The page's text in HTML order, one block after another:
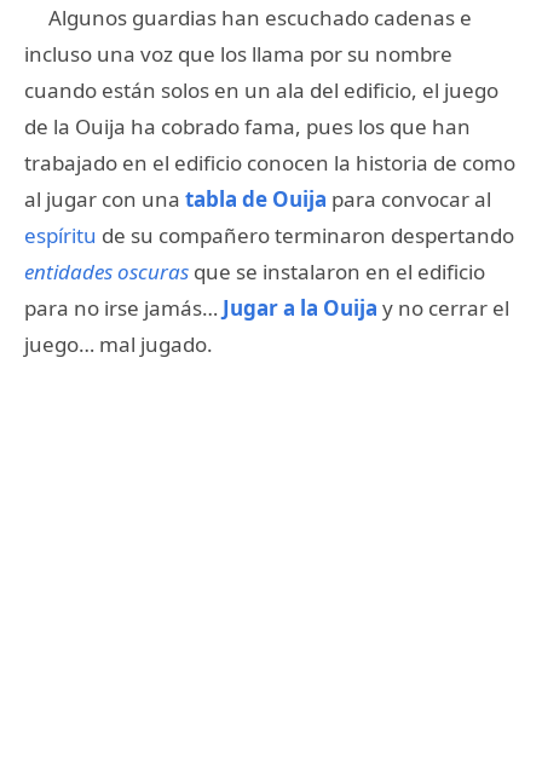
Algunos guardias han escuchado cadenas e
incluso una voz que los llama por su nombre
cuando están solos en un ala del edificio, el juego
de la Ouija ha cobrado fama, pues los que han
trabajado en el edificio conocen la historia de como
al jugar con una tabla de Ouija para convocar al
espíritu de su compañero terminaron despertando
entidades oscuras que se instalaron en el edificio
para no irse jamás… Jugar a la Ouija y no cerrar el
juego… mal jugado.